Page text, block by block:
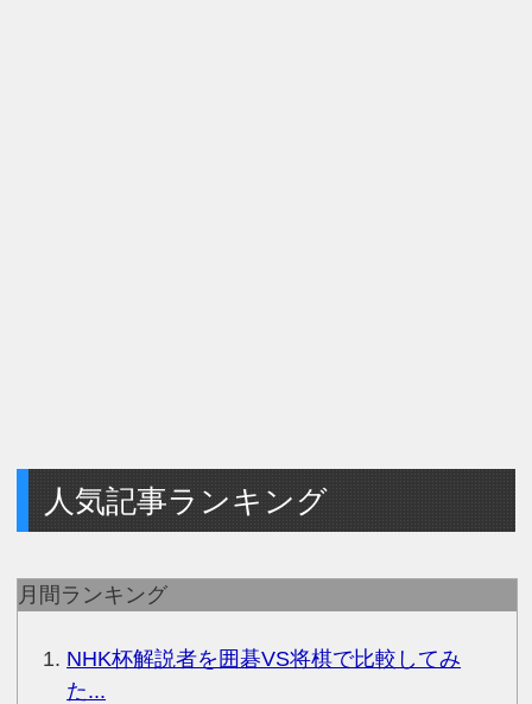
人気記事ランキング
月間ランキング
NHK杯解説者を囲碁VS将棋で比較してみ
た...